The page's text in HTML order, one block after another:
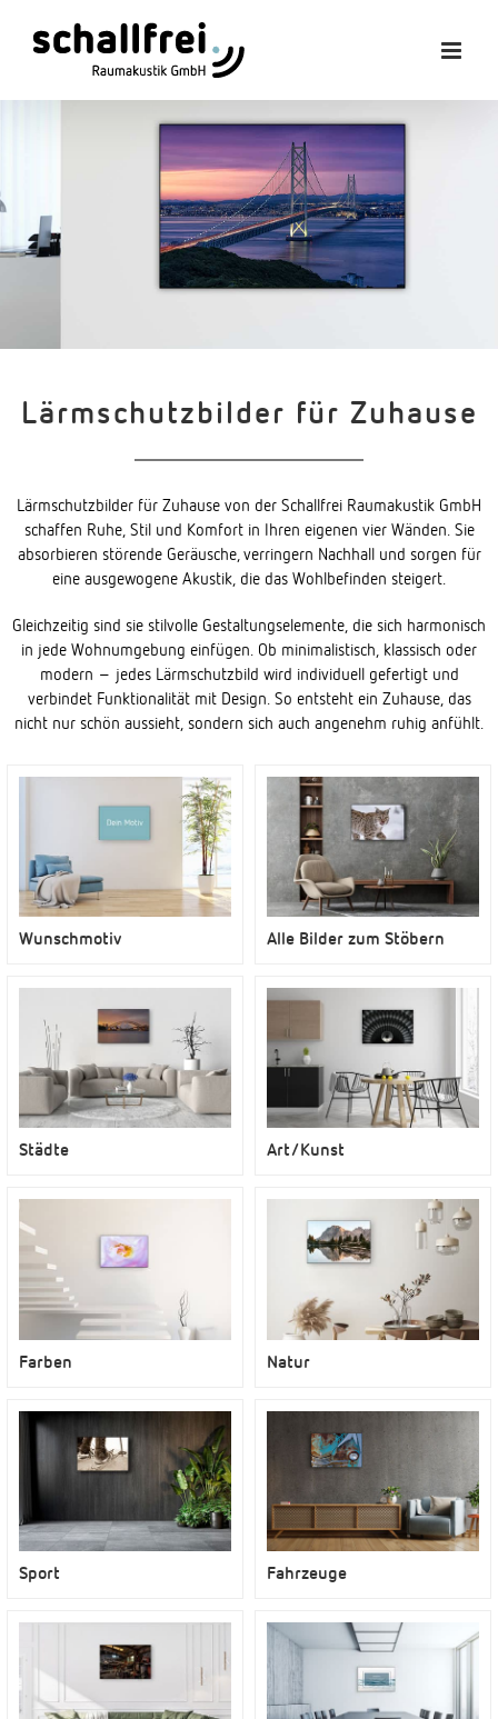
Inhalt
Lärmschutzbilder für Zuhause
Lärmschutzbilder für Zuhause von der Schallfrei Raumakustik GmbH
schaffen Ruhe, Stil und Komfort in Ihren eigenen vier Wänden. Sie
absorbieren störende Geräusche, verringern Nachhall und sorgen für
eine ausgewogene Akustik, die das Wohlbefinden steigert.
Gleichzeitig sind sie stilvolle Gestaltungselemente, die sich harmonisch
in jede Wohnumgebung einfügen. Ob minimalistisch, klassisch oder
modern – jedes Lärmschutzbild wird individuell gefertigt und
verbindet Funktionalität mit Design. So entsteht ein Zuhause, das
nicht nur schön aussieht, sondern sich auch angenehm ruhig anfühlt.
Wunschmotiv Alle Bilder zum Stöbern
Städte Art/Kunst
Farben Natur
Sport Fahrzeuge